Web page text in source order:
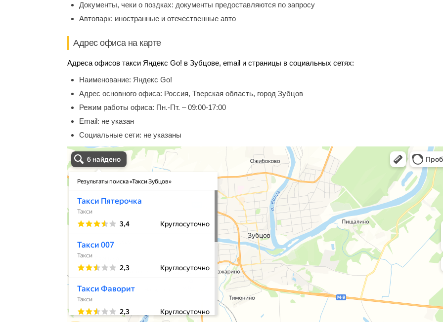
Документы, чеки о поздках: документы предоставляются по запросу
Автопарк: иностранные и отечественные авто
Адрес офиса на карте
Адреса офисов такси Яндекс Go! в Зубцове, email и страницы в социальных сетях:
Наименование: Яндекс Go!
Адрес основного офиса: Россия, Тверская область, город Зубцов
Режим работы офиса: Пн.-Пт. – 09:00-17:00
Email: не указан
Социальные сети: не указаны